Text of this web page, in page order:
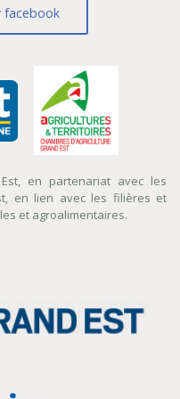
facebook
en partenariat avec les
en lien avec les filières et
et agroalimentaires.